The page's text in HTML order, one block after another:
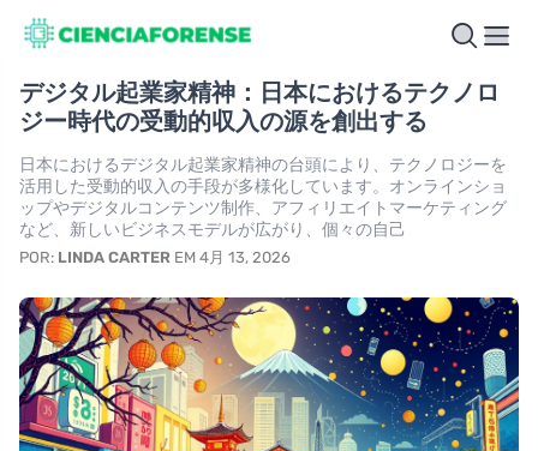
デジタル起業家精神：日本におけるテクノロ
ジー時代の受動的収入の源を創出する
日本におけるデジタル起業家精神の台頭により、テクノロジーを
活用した受動的収入の手段が多様化しています。オンラインショ
ップやデジタルコンテンツ制作、アフィリエイトマーケティング
など、新しいビジネスモデルが広がり、個々の自己
POR: LINDA CARTER EM 4月 13, 2026